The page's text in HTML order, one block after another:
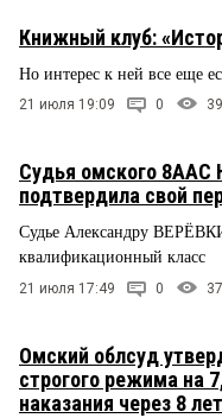
Книжный клуб:
Но интерес к ней все еще
21 июля 19:09 0
Судья омского
подтвердила свой
Судье Александру
квалификационный класс
21 июля 17:49 0
Омский облсуд
строгого режима на
наказания через 8 лет